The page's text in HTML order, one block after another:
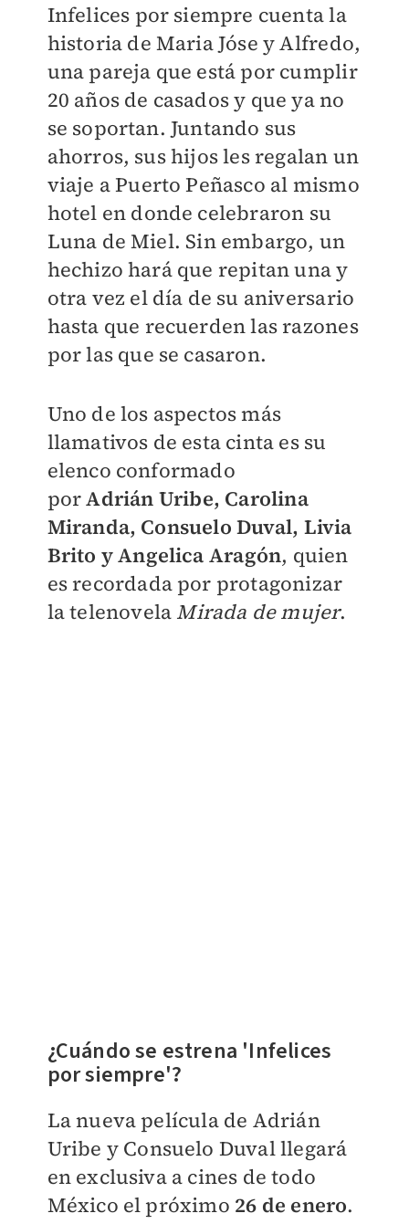
Infelices por siempre cuenta la
historia de Maria Jóse y Alfredo,
una pareja que está por cumplir
20 años de casados y que ya no
se soportan. Juntando sus
ahorros, sus hijos les regalan un
viaje a Puerto Peñasco al mismo
hotel en donde celebraron su
Luna de Miel. Sin embargo, un
hechizo hará que repitan una y
otra vez el día de su aniversario
hasta que recuerden las razones
por las que se casaron.
Uno de los aspectos más
llamativos de esta cinta es su
elenco conformado
porAdrián Uribe, Carolina
Miranda, Consuelo Duval, Livia
Brito y Angelica Aragón, quien
es recordada por protagonizar
la telenovela Mirada de mujer.
¿Cuándo se estrena 'Infelices
por siempre'?
La nueva película de Adrián
Uribe y Consuelo Duval llegará
en exclusiva a cines de todo
México el próximo 26 de enero.